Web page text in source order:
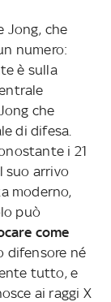
Jong, che
numero:
è sulla
che
di difesa.
i 21
suo arrivo
moderno,
può
come
difensore né
tutto, e
ai raggi X